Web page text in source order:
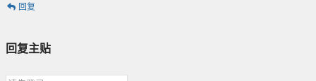
回复
回复主贴